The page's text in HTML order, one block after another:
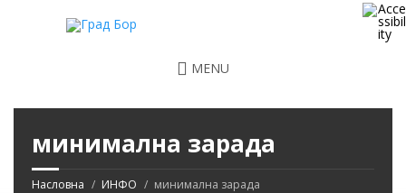
MENU
минимална зарада
Насловна ИНФО минимална зарада